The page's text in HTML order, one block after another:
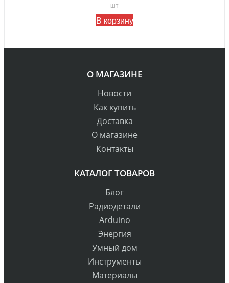
шт
В корзину
О МАГАЗИНЕ
Новости
Как купить
Доставка
О магазине
Контакты
КАТАЛОГ ТОВАРОВ
Блог
Радиодетали
Arduino
Энергия
Умный дом
Инструменты
Материалы